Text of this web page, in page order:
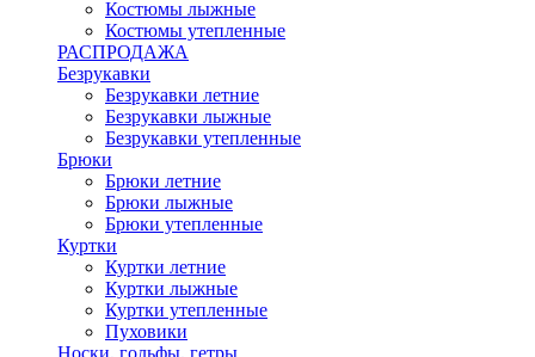
Костюмы лыжные
Костюмы утепленные
РАСПРОДАЖА
Безрукавки
Безрукавки летние
Безрукавки лыжные
Безрукавки утепленные
Брюки
Брюки летние
Брюки лыжные
Брюки утепленные
Куртки
Куртки летние
Куртки лыжные
Куртки утепленные
Пуховики
Носки, гольфы, гетры